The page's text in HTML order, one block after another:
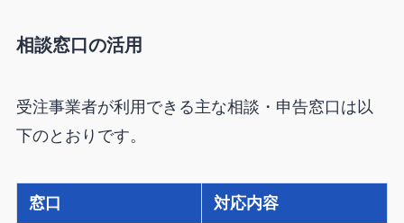
相談窓口の活用
受注事業者が利用できる主な相談・申告窓口は以
下のとおりです。
窓口 対応内容